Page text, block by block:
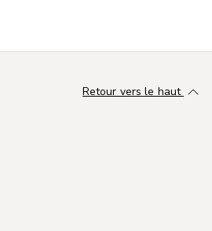
Retour vers le haut